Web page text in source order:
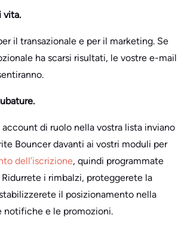
vita.
il transazionale e per il marketing. Se
ha scarsi risultati, le vostre e-mail
di ruolo nella vostra lista inviano
Bouncer davanti ai vostri moduli per
dell’iscrizione, quindi programmate
i rimbalzi, proteggerete la
il posizionamento nella
notifiche e le promozioni.